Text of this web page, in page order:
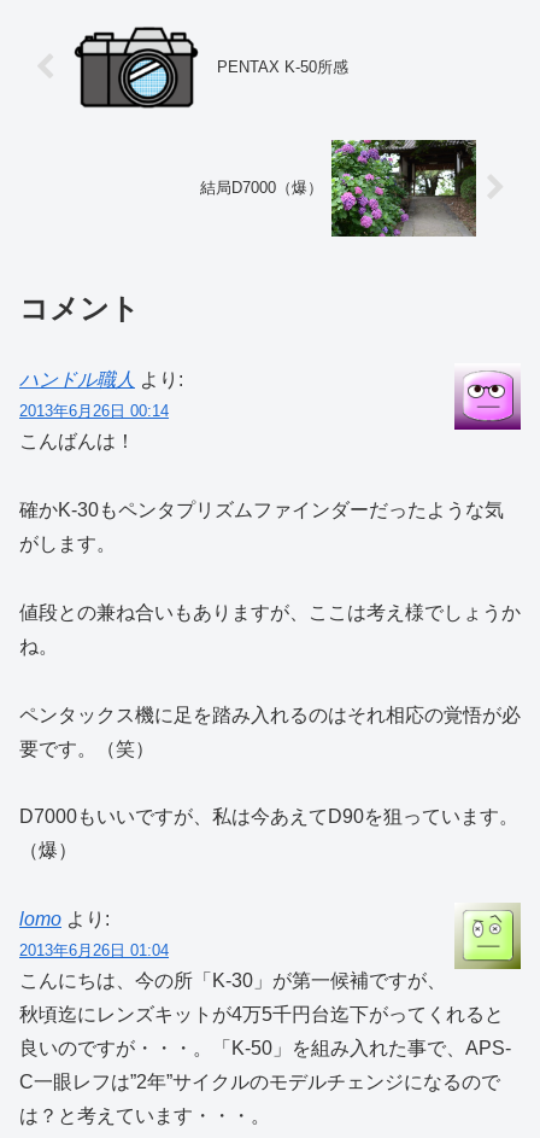
PENTAX K-50所感
結局D7000（爆）
コメント
ハンドル職人 より:
2013年6月26日 00:14
こんばんは！
確かK-30もペンタプリズムファインダーだったような気
がします。
値段との兼ね合いもありますが、ここは考え様でしょうか
ね。
ペンタックス機に足を踏み入れるのはそれ相応の覚悟が必
要です。（笑）
D7000もいいですが、私は今あえてD90を狙っています。
（爆）
lomo より:
2013年6月26日 01:04
こんにちは、今の所「K-30」が第一候補ですが、
秋頃迄にレンズキットが4万5千円台迄下がってくれると
良いのですが・・・。「K-50」を組み入れた事で、APS-
C一眼レフは”2年”サイクルのモデルチェンジになるので
は？と考えています・・・。